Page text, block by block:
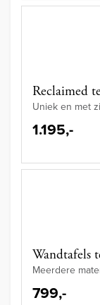
Reclaimed
Uniek en met
1.195,-
Wandtafels
Meerdere
799,-